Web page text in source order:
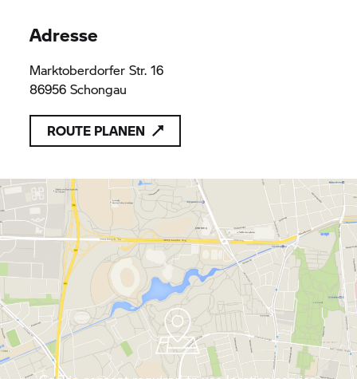
Adresse
Marktoberdorfer Str. 16
86956 Schongau
ROUTE PLANEN